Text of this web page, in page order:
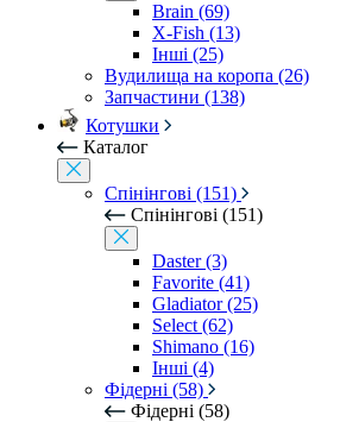
Brain (69)
X-Fish (13)
Інші (25)
Вудилища на коропа (26)
Запчастини (138)
Котушки
Каталог
Спінінгові (151)
Спінінгові (151)
Daster (3)
Favorite (41)
Gladiator (25)
Select (62)
Shimano (16)
Інші (4)
Фідерні (58)
Фідерні (58)